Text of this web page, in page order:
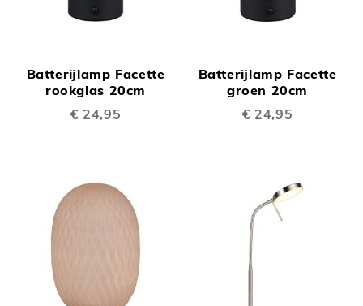
Batterijlamp Facette
rookglas 20cm
€ 24,95
Batterijlamp Facette
groen 20cm
€ 24,95